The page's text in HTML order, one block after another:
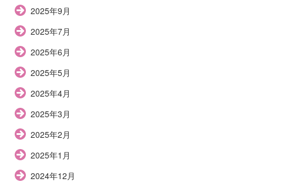
2025年9月
2025年7月
2025年6月
2025年5月
2025年4月
2025年3月
2025年2月
2025年1月
2024年12月